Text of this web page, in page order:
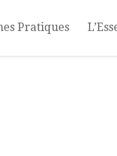
Pratiques